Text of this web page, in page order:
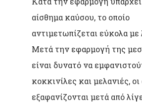
αίσθημα καύσου, το οποίο
αντιμετωπίζεται εύκολα με
Μετά την εφαρμογή της
είναι δυνατό να
κοκκινίλες και μελανιές, οι
εξαφανίζονται μετά από